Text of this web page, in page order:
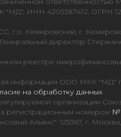
ИНН 4205387412, ОГРН
г.о. Кемеровский, г.
директор
реестре
информация ООО МКК "МД"
на обработку данных.
организации
регистрационным номером №
Альянс": 125367, г.